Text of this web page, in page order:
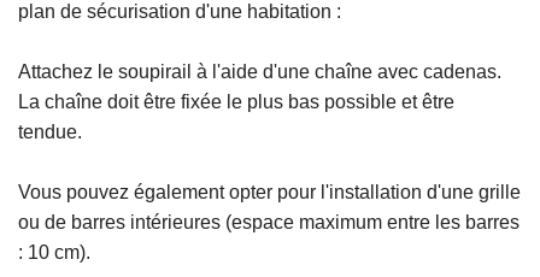
plan de sécurisation d'une habitation :
Attachez le soupirail à l'aide d'une chaîne avec cadenas.
La chaîne doit être fixée le plus bas possible et être
tendue.
Vous pouvez également opter pour l'installation d'une grille
ou de barres intérieures (espace maximum entre les barres
: 10 cm).